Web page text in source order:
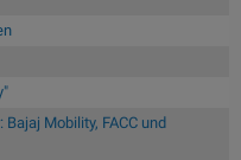
Mobility, FACC und